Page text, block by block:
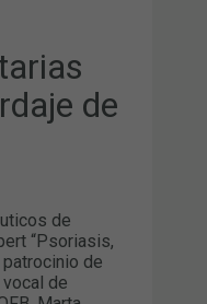
de
de
“Psoriasis,
de
de